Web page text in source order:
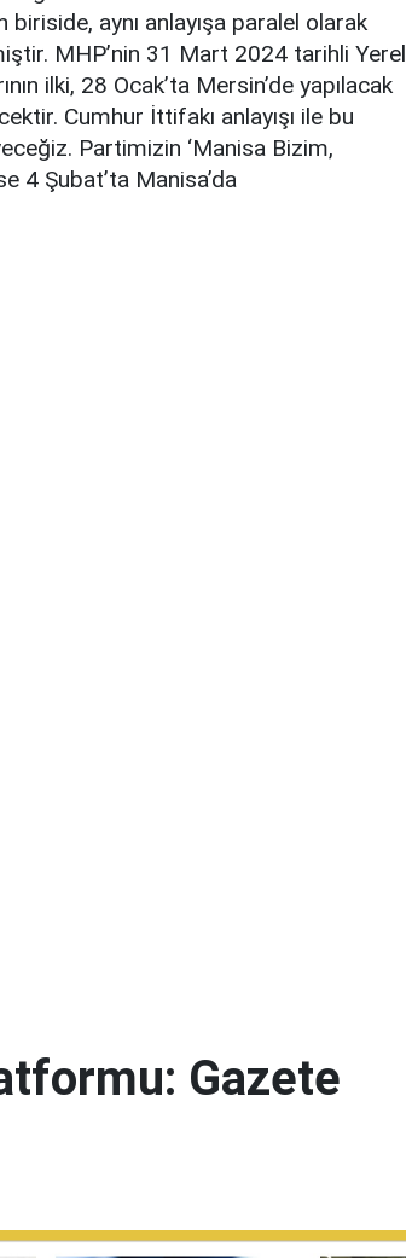
aynı anlayışa paralel olarak
MHP’nin 31 Mart 2024 tarihli Yerel
ilki, 28 Ocak’ta Mersin’de yapılacak
Cumhur İttifakı anlayışı ile bu
Partimizin ‘Manisa Bizim,
4 Şubat’ta Manisa’da
Gazete